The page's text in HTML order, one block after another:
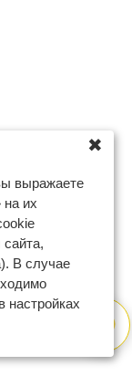
выражаете
их
В случае
настройках
✖